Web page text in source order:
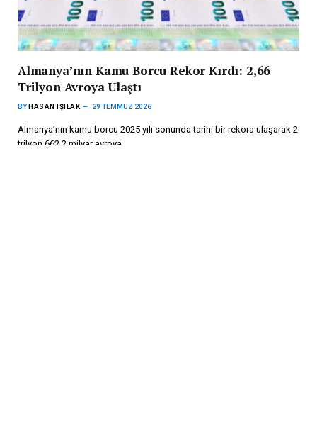
Almanya’nın Kamu Borcu Rekor Kırdı: 2,66
Trilyon Avroya Ulaştı
BY HASAN IŞILAK 29 TEMMUZ 2026
Almanya’nın kamu borcu 2025 yılı sonunda tarihi bir rekora ulaşarak 2
trilyon 662,2 milyar avroya…